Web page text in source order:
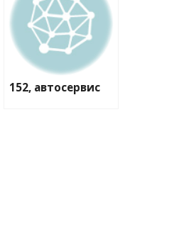
152, автосервис